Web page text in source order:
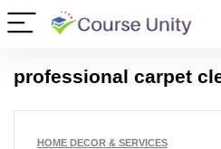
professional carpet
HOME DECOR & SERVICES